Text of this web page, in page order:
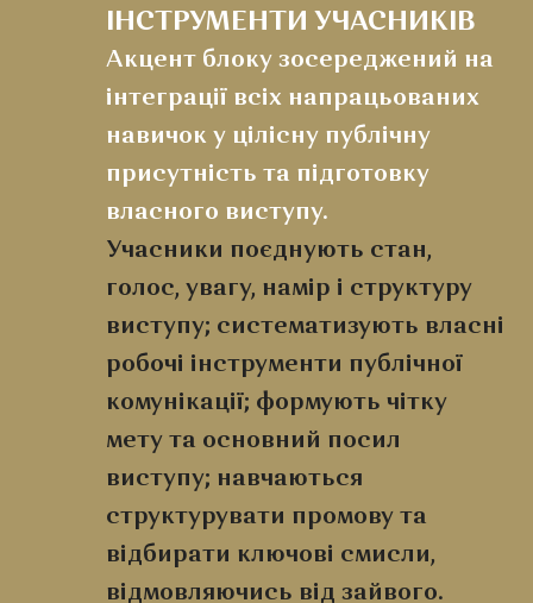
ІНСТРУМЕНТИ УЧАСНИКІВ
Акцент блоку зосереджений на
інтеграції всіх напрацьованих
навичок у цілісну публічну
присутність та підготовку
власного виступу.
Учасники поєднують стан,
голос, увагу, намір і структуру
виступу; систематизують власні
робочі інструменти публічної
комунікації; формують чітку
мету та основний посил
виступу; навчаються
структурувати промову та
відбирати ключові смисли,
відмовляючись від зайвого.